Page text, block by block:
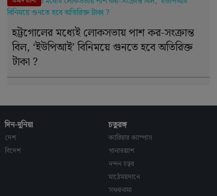
হট্টগোলের মধ্যেই লোকসভায় পাশ কর-সংক্রান্ত
বিল, ‘ইউপিআই’ বিনিময়ে গুনতে হবে অতিরিক্ত
টাকা ?
দিন-দুনিয়া
দেশ
বিদেশ
চতুরঙ্গ
ক্যারিয়ার ক্যাম্পাস
খানাতল্লাশ
নন্দন চত্বর
মাঠেময়দানে
সফরনামা